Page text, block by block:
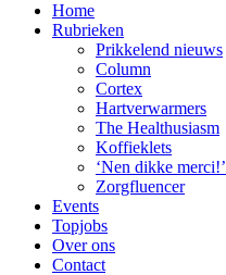
Home
Rubrieken
Prikkelend nieuws
Column
Cortex
Hartverwarmers
The Healthusiasm
Koffieklets
‘Nen dikke merci!’
Zorgfluencer
Events
Topjobs
Over ons
Contact